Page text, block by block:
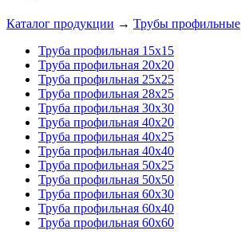
Каталог продукции → Трубы профильные
Труба профильная 15х15
Труба профильная 20х20
Труба профильная 25х25
Труба профильная 28х25
Труба профильная 30х30
Труба профильная 40х20
Труба профильная 40х25
Труба профильная 40х40
Труба профильная 50х25
Труба профильная 50х50
Труба профильная 60х30
Труба профильная 60х40
Труба профильная 60х60